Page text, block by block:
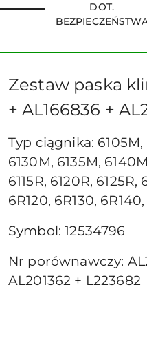
DOT.
Zestaw paska
+ AL166836 +
Typ ciągnika: 6105M,
6130M, 6135M,
6115R, 6120R, 6125R,
6R120, 6R130,
Symbol: 12534796
Nr porównawczy:
AL201362 + L223682